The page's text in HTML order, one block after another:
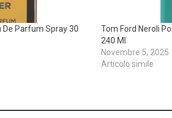
De Parfum Spray 30
Tom Ford Neroli
240 Ml
Novembre 5, 2025
Articolo simile